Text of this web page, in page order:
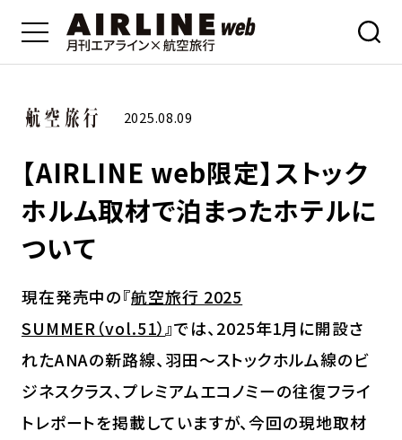
2025.08.09
【AIRLINE web限定】ストック
ホルム取材で泊まったホテルに
ついて
現在発売中の『航空旅行 2025
SUMMER（vol.51）』では、2025年1月に開設さ
れたANAの新路線、羽田〜ストックホルム線のビ
ジネスクラス、プレミアムエコノミーの往復フライ
トレポートを掲載していますが、今回の現地取材